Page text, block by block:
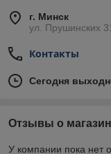
г. Минск
ул. Прушинских
Контакты
Сегодня
Отзывы о
У компании пока нет